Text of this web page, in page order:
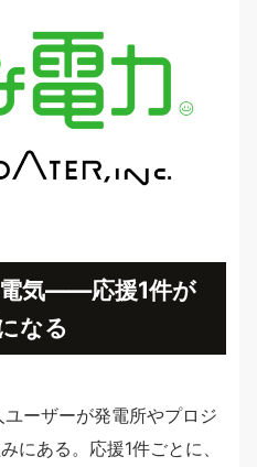
電気——応援1件が
なる
ーザーが発電所やプロジ
にある。応援1件ごとに、